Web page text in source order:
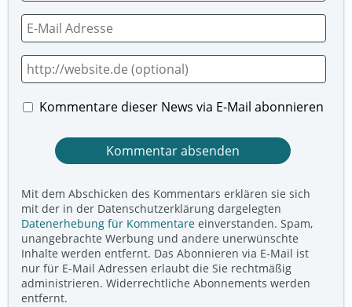
Kommentare dieser News via E-Mail abonnieren
Mit dem Abschicken des Kommentars erklären sie sich
mit der in der Datenschutzerklärung dargelegten
Datenerhebung für Kommentare einverstanden. Spam,
unangebrachte Werbung und andere unerwünschte
Inhalte werden entfernt. Das Abonnieren via E-Mail ist
nur für E-Mail Adressen erlaubt die Sie rechtmäßig
administrieren. Widerrechtliche Abonnements werden
entfernt.